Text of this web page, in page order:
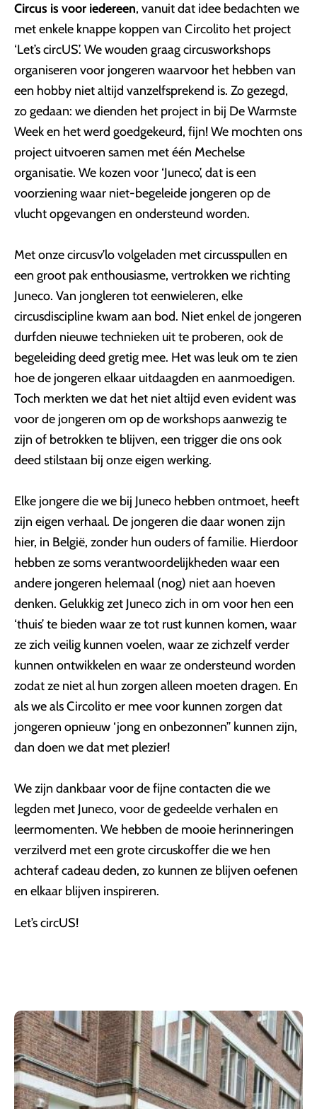
Circus is voor iedereen, vanuit dat idee bedachten we
met enkele knappe koppen van Circolito het project
‘Let’s circUS’. We wouden graag circusworkshops
organiseren voor jongeren waarvoor het hebben van
een hobby niet altijd vanzelfsprekend is. Zo gezegd,
zo gedaan: we dienden het project in bij De Warmste
Week en het werd goedgekeurd, fijn! We mochten ons
project uitvoeren samen met één Mechelse
organisatie. We kozen voor ‘Juneco’, dat is een
voorziening waar niet-begeleide jongeren op de
vlucht opgevangen en ondersteund worden.
Met onze circusv’lo volgeladen met circusspullen en
een groot pak enthousiasme, vertrokken we richting
Juneco. Van jongleren tot eenwieleren, elke
circusdiscipline kwam aan bod. Niet enkel de jongeren
durfden nieuwe technieken uit te proberen, ook de
begeleiding deed gretig mee. Het was leuk om te zien
hoe de jongeren elkaar uitdaagden en aanmoedigen.
Toch merkten we dat het niet altijd even evident was
voor de jongeren om op de workshops aanwezig te
zijn of betrokken te blijven, een trigger die ons ook
deed stilstaan bij onze eigen werking.
Elke jongere die we bij Juneco hebben ontmoet, heeft
zijn eigen verhaal. De jongeren die daar wonen zijn
hier, in België, zonder hun ouders of familie. Hierdoor
hebben ze soms verantwoordelijkheden waar een
andere jongeren helemaal (nog) niet aan hoeven
denken. Gelukkig zet Juneco zich in om voor hen een
‘thuis’ te bieden waar ze tot rust kunnen komen, waar
ze zich veilig kunnen voelen, waar ze zichzelf verder
kunnen ontwikkelen en waar ze ondersteund worden
zodat ze niet al hun zorgen alleen moeten dragen. En
als we als Circolito er mee voor kunnen zorgen dat
jongeren opnieuw ‘jong en onbezonnen’’ kunnen zijn,
dan doen we dat met plezier!
We zijn dankbaar voor de fijne contacten die we
legden met Juneco, voor de gedeelde verhalen en
leermomenten. We hebben de mooie herinneringen
verzilverd met een grote circuskoffer die we hen
achteraf cadeau deden, zo kunnen ze blijven oefenen
en elkaar blijven inspireren.
Let’s circUS!